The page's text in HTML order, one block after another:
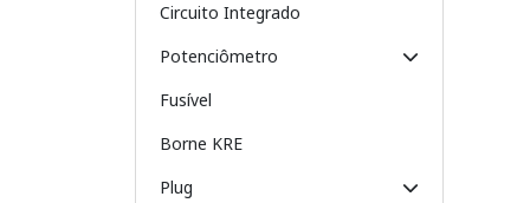
Circuito Integrado
Potenciômetro
Fusível
Borne KRE
Plug